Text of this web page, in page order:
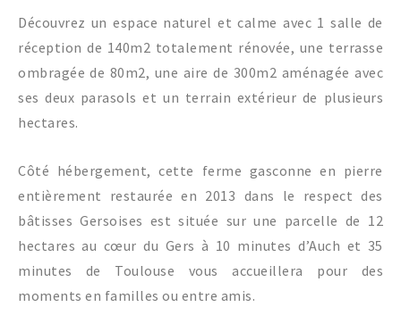
Découvrez un espace naturel et calme avec 1 salle de
réception de 140m2 totalement rénovée, une terrasse
ombragée de 80m2, une aire de 300m2 aménagée avec
ses deux parasols et un terrain extérieur de plusieurs
hectares.
Côté hébergement, cette ferme gasconne en pierre
entièrement restaurée en 2013 dans le respect des
bâtisses Gersoises est située sur une parcelle de 12
hectares au cœur du Gers à 10 minutes d’Auch et 35
minutes de Toulouse vous accueillera pour des
moments en familles ou entre amis.